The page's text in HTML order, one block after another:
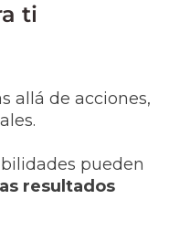
ti
allá de acciones,
pueden
resultados